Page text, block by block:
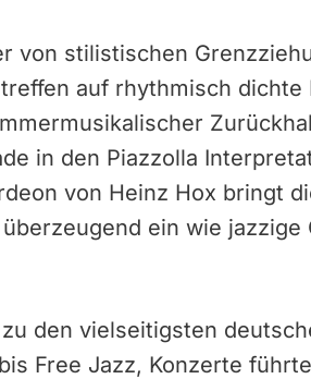
von stilistischen
auf rhythmisch dichte
in den Piazzolla
von Heinz Hox bringt
ein wie
den vielseitigsten
Free Jazz, Konzerte